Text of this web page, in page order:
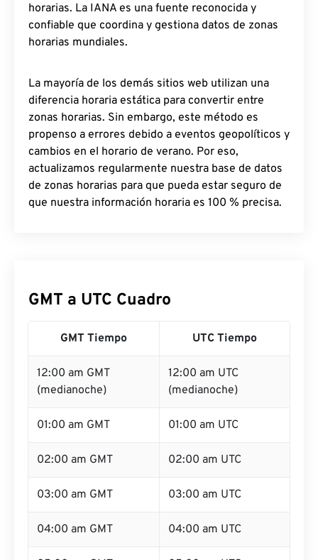
horarias. La IANA es una fuente reconocida y
confiable que coordina y gestiona datos de zonas
horarias mundiales.
La mayoría de los demás sitios web utilizan una
diferencia horaria estática para convertir entre
zonas horarias. Sin embargo, este método es
propenso a errores debido a eventos geopolíticos y
cambios en el horario de verano. Por eso,
actualizamos regularmente nuestra base de datos
de zonas horarias para que pueda estar seguro de
que nuestra información horaria es 100 % precisa.
GMT a UTC Cuadro
GMT Tiempo UTC Tiempo
12:00 am GMT
(medianoche)
12:00 am UTC
(medianoche)
01:00 am GMT 01:00 am UTC
02:00 am GMT 02:00 am UTC
03:00 am GMT 03:00 am UTC
04:00 am GMT 04:00 am UTC